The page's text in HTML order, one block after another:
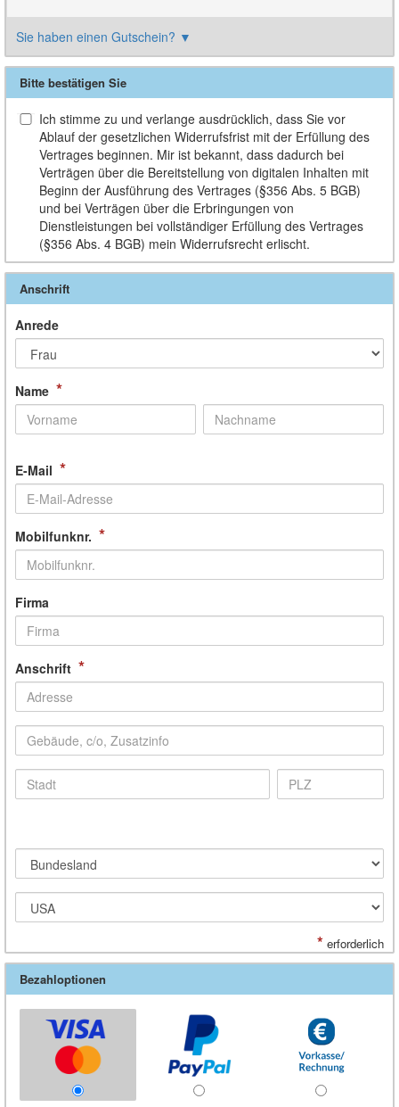
Sie haben einen Gutschein? ▼
Bitte bestätigen Sie
Ich stimme zu und verlange ausdrücklich, dass Sie vor
Ablauf der gesetzlichen Widerrufsfrist mit der Erfüllung des
Vertrages beginnen. Mir ist bekannt, dass dadurch bei
Verträgen über die Bereitstellung von digitalen Inhalten mit
Beginn der Ausführung des Vertrages (§356 Abs. 5 BGB)
und bei Verträgen über die Erbringungen von
Dienstleistungen bei vollständiger Erfüllung des Vertrages
(§356 Abs. 4 BGB) mein Widerrufsrecht erlischt.
Anschrift
Anrede
Name *
E-Mail *
Mobilfunknr. *
Firma
Anschrift *
* erforderlich
Bezahloptionen